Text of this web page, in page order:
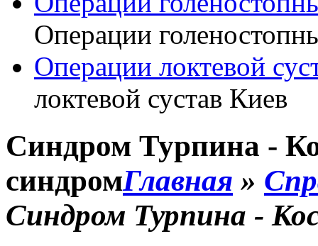
Операции
Операции локтевой
локтевой сустав Киев
Cиндром Турпина -
синдромГлавная »
Cиндром Турпина -